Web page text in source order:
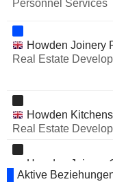
Personnel Services
Howden Joinery
Real Estate
Howden
Real Estate
Howden Joinery
Services Ltd.
Aktive